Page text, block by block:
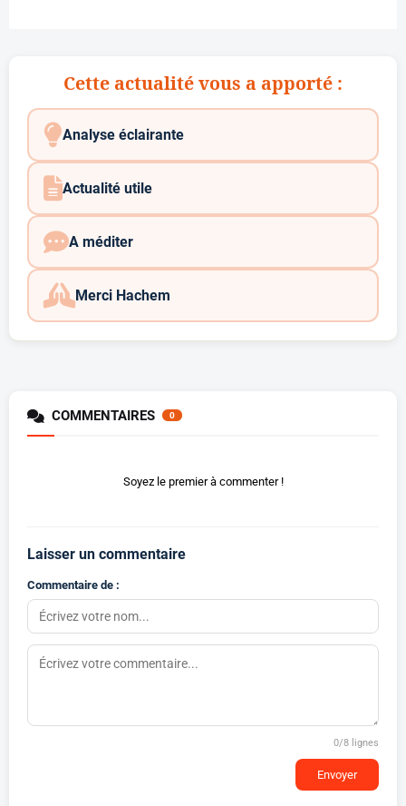
Cette actualité vous a apporté :
Analyse éclairante
Actualité utile
A méditer
Merci Hachem
COMMENTAIRES 0
Soyez le premier à commenter !
Laisser un commentaire
Commentaire de :
0/8 lignes
Envoyer